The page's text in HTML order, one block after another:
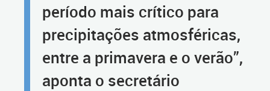
período mais crítico para
precipitações atmosféricas,
entre a primavera e o verão”,
aponta o secretário